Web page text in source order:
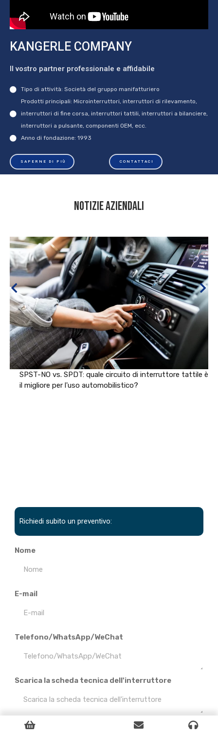
KANGERLE COMPANY
Il vostro partner professionale e affidabile
Tipo di attività: Società del gruppo manifatturiero
Prodotti principali: Microinterruttori, interruttori di rilevamento,
interruttori di fine corsa, interruttori tattili, interruttori a bilanciere,
interruttori a pulsante, componenti OEM, ecc.
Anno di fondazione: 1993
SAPERNE DI PIÙ CONTATTACI
notizie aziendali
SPST-NO vs. SPDT: quale circuito di interruttore tattile è
il migliore per l'uso automobilistico?
Richiedi subito un preventivo:
Nome
E-mail
Telefono/WhatsApp/WeChat
Scarica la scheda tecnica dell'interruttore